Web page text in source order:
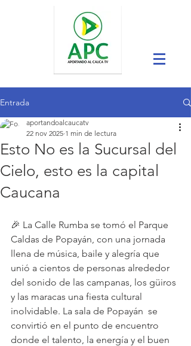
Entrada
Esto No es la Sucursal del
Cielo, esto es la capital
Caucana
aportandoalcaucatv
22 nov 2025 1 min de lectura
🎉 La Calle Rumba se tomó el Parque
Caldas de Popayán, con una jornada
llena de música, baile y alegría que
unió a cientos de personas alrededor
del sonido de las campanas, los güiros
y las maracas una fiesta cultural
inolvidable. La sala de Popayán  se
convirtió en el punto de encuentro
donde el talento, la energía y el buen